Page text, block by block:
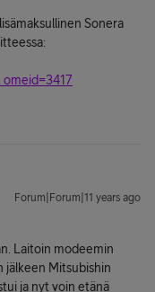
Sonera
omeid=3417
Forum|Forum|11 years ago
Laitoin modeemin
jälkeen Mitsubishin
ja nyt voin etänä